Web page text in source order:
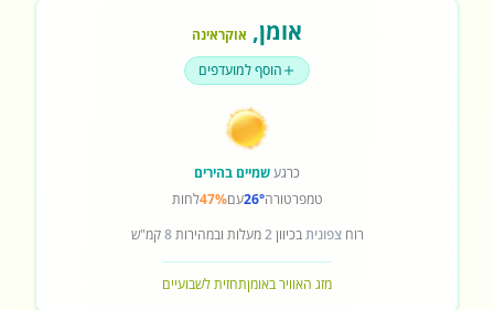
אומן, אוקראינה
הוסף למועדפים
כרגעשמיים בהירים
טמפרטורה26°עם47%לחות
רוחצפוניתבכיוון2מעלות ובמהירות8קמ"ש
מזג האוויר באומןתחזית לשבועיים